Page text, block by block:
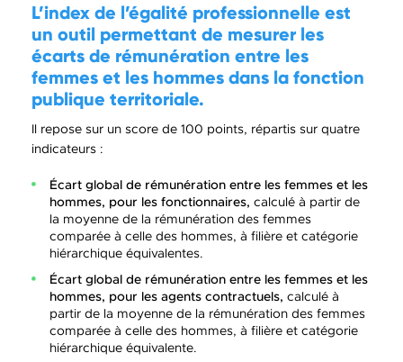
L’index de l’égalité professionnelle est
un outil permettant de mesurer les
écarts de rémunération entre les
femmes et les hommes dans la fonction
publique territoriale.
Il repose sur un score de 100 points, répartis sur quatre
indicateurs :
Écart global de rémunération entre les femmes et les
hommes, pour les fonctionnaires, calculé à partir de
la moyenne de la rémunération des femmes
comparée à celle des hommes, à filière et catégorie
hiérarchique équivalentes.
Écart global de rémunération entre les femmes et les
hommes, pour les agents contractuels, calculé à
partir de la moyenne de la rémunération des femmes
comparée à celle des hommes, à filière et catégorie
hiérarchique équivalente.